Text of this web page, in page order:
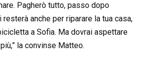
Pagherò tutto, passo dopo
anche per riparare la tua casa,
a Sofia. Ma dovrai aspettare
la convinse Matteo.